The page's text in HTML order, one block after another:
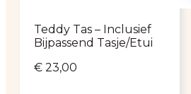
Teddy Tas – Inclusief
Bijpassend Tasje/Etui
€ 23,00